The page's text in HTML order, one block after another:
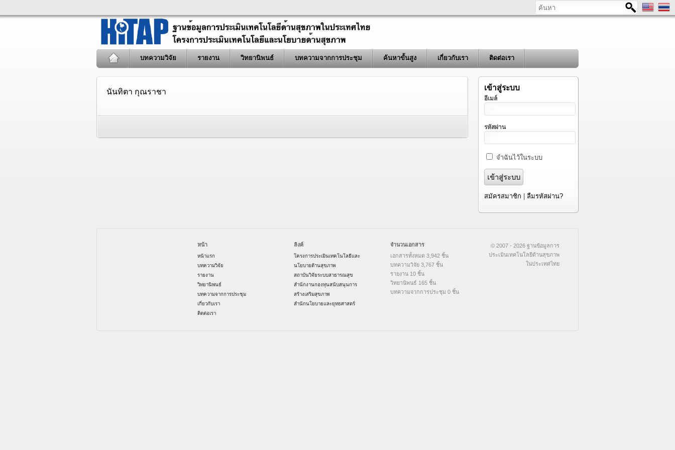
ค้นหา
บทความวิจัย รายงาน วิทยานิพนธ์ บทความจากการประชุม ค้นหาขั้นสูง เกี่ยวกับเรา ติดต่อเรา
นันทิตา กุณราชา เข้าสู่ระบบ
อีเมล์
รหัสผ่าน
จำฉันไว้ในระบบ
สมัครสมาชิก ลืมรหัสผ่าน?
หน้า
หน้าแรก
บทความวิจัย
รายงาน
วิทยานิพนธ์
บทความจากการประชุม
เกี่ยวกับเรา
ติดต่อเรา
ลิงค์
โครงการประเมินเทคโนโลยีและ
นโยบายด้านสุขภาพ
สถาบันวิจัยระบบสาธารณสุข
สำนักงานกองทุนสนับสนุนการ
สร้างเสริมสุขภาพ
สำนักนโยบายและยุทธศาสตร์
จำนวนเอกสาร
เอกสารทั้งหมด 3,942 ชิ้น
บทความวิจัย 3,767 ชิ้น
รายงาน 10 ชิ้น
วิทยานิพนธ์ 165 ชิ้น
บทความจากการประชุม 0 ชิ้น
© 2007 - 2026 ฐานข้อมูลการ
ประเมินเทคโนโลยีด้านสุขภาพ
ในประเทศไทย